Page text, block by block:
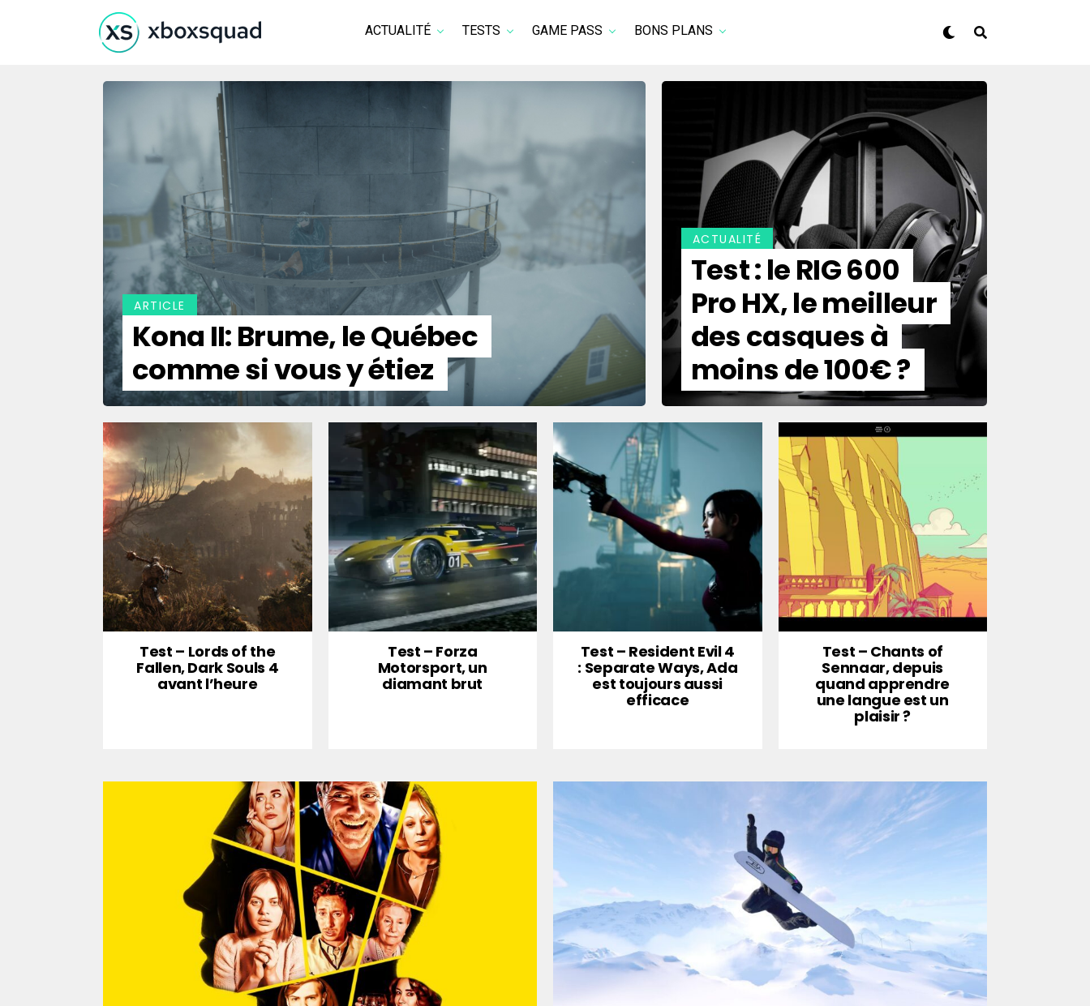
ACTUALITÉ TESTS GAME PASS BONS PLANS
ARTICLE
Kona II: Brume, le Québec
comme si vous y étiez
ACTUALITÉ
Test : le RIG 600
Pro HX, le meilleur
des casques à
moins de 100€ ?
Test – Lords of the
Fallen, Dark Souls 4
avant l’heure
Test – Forza
Motorsport, un
diamant brut
Test – Resident Evil 4
: Separate Ways, Ada
est toujours aussi
efficace
Test – Chants of
Sennaar, depuis
quand apprendre
une langue est un
plaisir ?